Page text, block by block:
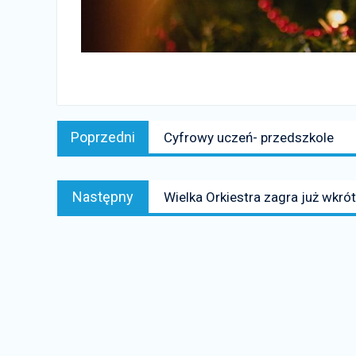
Nawigacja
wpisu
Poprzedni
Poprzedni
news:
Cyfrowy uczeń- przedszkole
Następny
news:
Wielka Orkiestra zagra już